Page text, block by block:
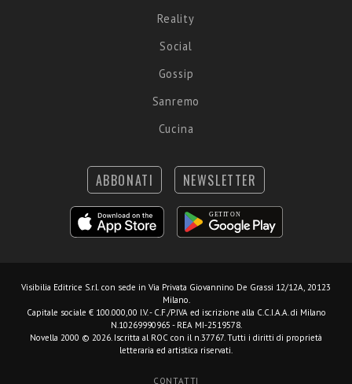
Reality
Social
Gossip
Sanremo
Cucina
ABBONATI NEWSLETTER
Visibilia Editrice S.r.l. con sede in Via Privata Giovannino De Grassi 12/12A, 20123
Milano.
Capitale sociale € 100.000,00 I.V. - C.F./P.IVA ed iscrizione alla C.C.I.A.A. di Milano
N.10269990965 - REA MI-2519578.
Novella 2000 © 2026. Iscritta al ROC con il n.37767. Tutti i diritti di proprietà
letteraria ed artistica riservati.
CONTATTI